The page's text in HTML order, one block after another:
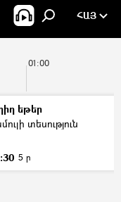
ՀԱՅ
01:00
եթեր
տեսություն
5 ր